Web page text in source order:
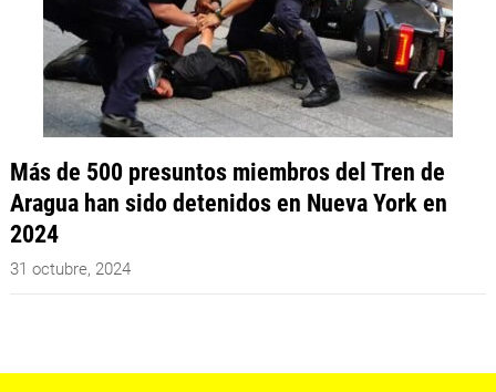
Más de 500 presuntos miembros del Tren de
Aragua han sido detenidos en Nueva York en
2024
31 octubre, 2024